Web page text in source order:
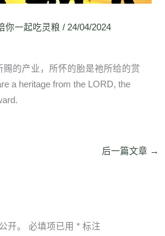
你一起吃灵粮 / 24/04/2024
的产业，所怀的胎是祂所给的赏
a heritage from the LORD, the
后一篇文章 →
开。 必填项已用* 标注